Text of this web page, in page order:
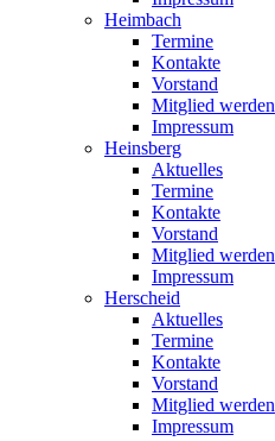
Heimbach
Termine
Kontakte
Vorstand
Mitglied werden
Impressum
Heinsberg
Aktuelles
Termine
Kontakte
Vorstand
Mitglied werden
Impressum
Herscheid
Aktuelles
Termine
Kontakte
Vorstand
Mitglied werden
Impressum